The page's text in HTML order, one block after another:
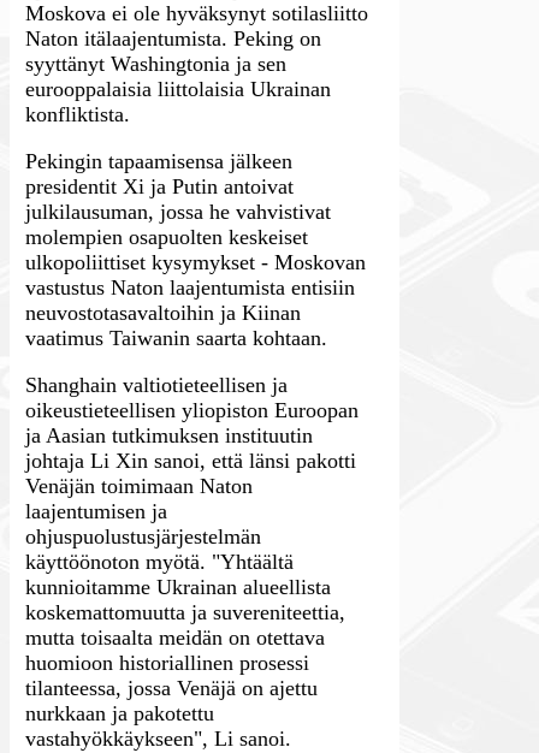
Moskova ei ole hyväksynyt sotilasliitto
Naton itälaajentumista. Peking on
syyttänyt Washingtonia ja sen
eurooppalaisia liittolaisia Ukrainan
konfliktista.
Pekingin tapaamisensa jälkeen
presidentit Xi ja Putin antoivat
julkilausuman, jossa he vahvistivat
molempien osapuolten keskeiset
ulkopoliittiset kysymykset - Moskovan
vastustus Naton laajentumista entisiin
neuvostotasavaltoihin ja Kiinan
vaatimus Taiwanin saarta kohtaan.
Shanghain valtiotieteellisen ja
oikeustieteellisen yliopiston Euroopan
ja Aasian tutkimuksen instituutin
johtaja Li Xin sanoi, että länsi pakotti
Venäjän toimimaan Naton
laajentumisen ja
ohjuspuolustusjärjestelmän
käyttöönoton myötä. "Yhtäältä
kunnioitamme Ukrainan alueellista
koskemattomuutta ja suvereniteettia,
mutta toisaalta meidän on otettava
huomioon historiallinen prosessi
tilanteessa, jossa Venäjä on ajettu
nurkkaan ja pakotettu
vastahyökkäykseen", Li sanoi.